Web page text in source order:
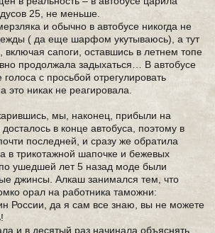
25, не меньше.
и обычно в автобусе никогда не
( да еще шарфом укутываюсь), а тут
включая сапоги, оставшись в летнем топе
продолжала задыхаться… В автобусе
голоса с просьбой отрегулировать
это никак не реагировала.
мы, наконец, прибыли на
в конце автобуса, поэтому в
последней, и сразу же обратила
в трикотажной шапочке и бежевых
ушедшей лет 5 назад моде были
джинсы. Алкаш занимался тем, что
орал на работника таможни:
России, да я сам все знаю, вы не можете
и в десятый раз начинала объяснять